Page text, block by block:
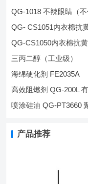
QG-1018 不辣眼睛（
QG- CS1051内衣棉抗
QG-CS1050内衣棉抗
三丙二醇（工业级）
海绵硬化剂 FE2035A
高效阻燃剂 QG-200L
喷涂硅油 QG-PT3660
产品推荐